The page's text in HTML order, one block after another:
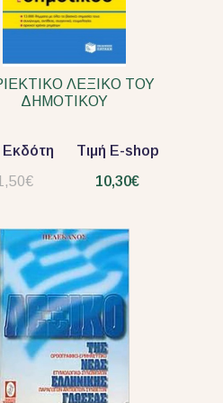
ΛΕΞΙΚΟ ΤΟΥ
ΔΗΜΟΤΙΚΟΥ
Εκδότη
Τιμή E-shop
10,30€